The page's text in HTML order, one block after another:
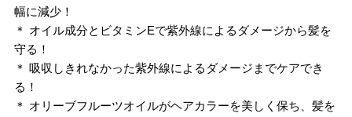
幅に減少！
＊ オイル成分とビタミンEで紫外線によるダメージから髪を
守る！
＊ 吸収しきれなかった紫外線によるダメージまでケアでき
る！
＊ オリーブフルーツオイルがヘアカラーを美しく保ち、髪を